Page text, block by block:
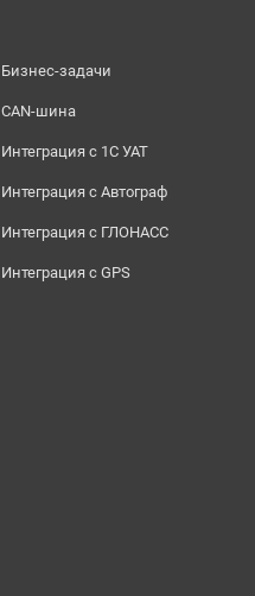
Бизнес-задачи
CAN-шина
Интеграция с 1С УАТ
Интеграция с Автограф
Интеграция с ГЛОНАСС
Интеграция с GPS